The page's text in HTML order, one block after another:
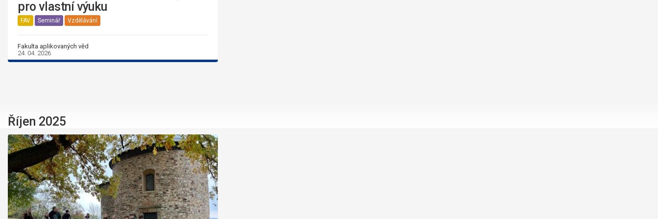
pro vlastní výuku
FAV Seminář Vzdělávání
Fakulta aplikovaných věd
24. 04. 2026
Říjen 2025